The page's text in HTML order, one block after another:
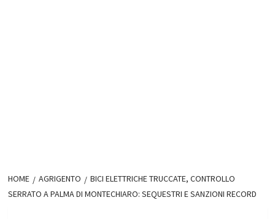
HOME AGRIGENTO
BICI ELETTRICHE TRUCCATE, CONTROLLO
SERRATO A PALMA DI MONTECHIARO: SEQUESTRI E SANZIONI RECORD